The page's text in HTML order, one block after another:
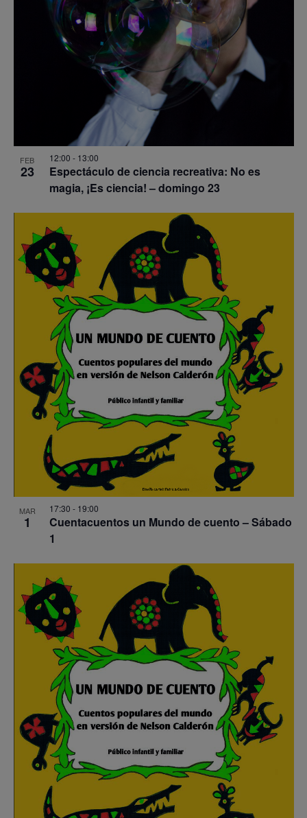
FEB
23
Espectáculo de ciencia recreativa: No es
magia, ¡Es ciencia! – domingo 23
12:00 - 13:00
MAR
1
Cuentacuentos un Mundo de cuento – Sábado
1
17:30 - 19:00